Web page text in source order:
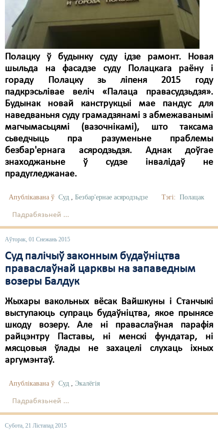
Полацку ў будынку суду ідзе рамонт. Новая
шыльда на фасадзе суду Полацкага раёну і
гораду Полацку зь ліпеня 2015 году
падкрэсьлівае веліч «Палаца правасудзьдзя».
Будынак новай канструкцыі мае пандус для
наведваньня суду грамадзянамі з абмежаванымі
магчымасьцямі (вазочнікамі), што таксама
сьведчыць пра разуменьне праблемы
безбар'ернага асяродзьдзя. Аднак доўгае
знаходжаньне ў судзе інвалідаў не
прадугледжанае.
Апублікавана ў Суд , Безбар'ернае асяродзьдзе Тэгі: Полацак
Падрабязьней ...
Аўторак, 01 Снежань 2015
Суд палічыў законным будаўніцтва
праваслаўнай царквы на запаведным
возеры Балдук
Жыхары вакольных вёсак Вайшкуны і Станчыкі
выступаюць супраць будаўніцтва, якое прынясе
шкоду возеру. Але ні праваслаўная парафія
райцэнтру Паставы, ні менскі фундатар, ні
мясцовыя ўлады не захацелі слухаць іхных
аргумэнтаў.
Апублікавана ў Суд , Экалёгія
Падрабязьней ...
Субота, 21 Лістапад 2015
КПЧ ААН
Культурныя правы
ЛПП
Мігранты
Мірныя сходы
Палітвязьні
Праваабаронцы
Правы дзіцяці
Пэнітэнцыярная сыстэма
Распальваньне варожасьці
Рознае
Свабода сумленьня
Суд
Экалёгія
Правы працоўных
Сацыяльныя правы